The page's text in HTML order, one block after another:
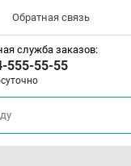
Обратная связь
служба заказов:
555-55-55